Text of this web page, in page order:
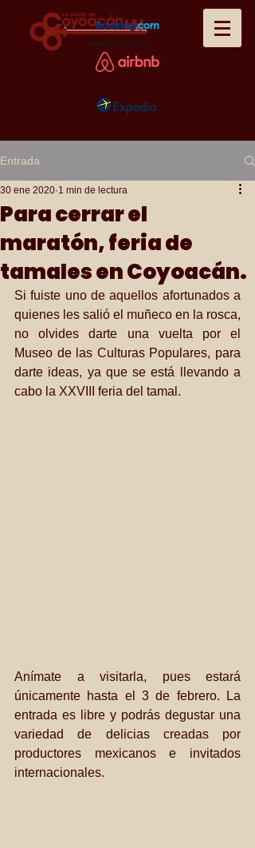
Entrada
Para cerrar el
maratón, feria de
tamales en Coyoacán.
30 ene 2020 1 min de lectura
Si fuiste uno de aquellos afortunados a
quienes les salió el muñeco en la rosca,
no olvides darte una vuelta por el
Museo de las Culturas Populares, para
darte ideas, ya que se está llevando a
cabo la XXVIII feria del tamal.
Anímate a visitarla, pues estará
únicamente hasta el 3 de febrero. La
entrada es libre y podrás degustar una
variedad de delicias creadas por
productores mexicanos e invitados
internacionales.